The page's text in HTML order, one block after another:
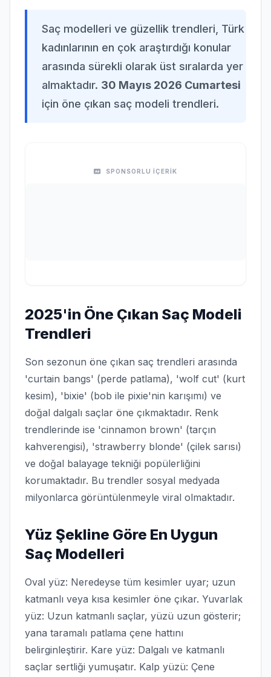
Saç modelleri ve güzellik trendleri, Türk
kadınlarının en çok araştırdığı konular
arasında sürekli olarak üst sıralarda yer
almaktadır. 30 Mayıs 2026 Cumartesi
için öne çıkan saç modeli trendleri.
SPONSORLU İÇERİK
2025'in Öne Çıkan Saç Modeli
Trendleri
Son sezonun öne çıkan saç trendleri arasında
'curtain bangs' (perde patlama), 'wolf cut' (kurt
kesim), 'bixie' (bob ile pixie'nin karışımı) ve
doğal dalgalı saçlar öne çıkmaktadır. Renk
trendlerinde ise 'cinnamon brown' (tarçın
kahverengisi), 'strawberry blonde' (çilek sarısı)
ve doğal balayage tekniği popülerliğini
korumaktadır. Bu trendler sosyal medyada
milyonlarca görüntülenmeyle viral olmaktadır.
Yüz Şekline Göre En Uygun
Saç Modelleri
Oval yüz: Neredeyse tüm kesimler uyar; uzun
katmanlı veya kısa kesimler öne çıkar. Yuvarlak
yüz: Uzun katmanlı saçlar, yüzü uzun gösterir;
yana taramalı patlama çene hattını
belirginleştirir. Kare yüz: Dalgalı ve katmanlı
saçlar sertliği yumuşatır. Kalp yüzü: Çene